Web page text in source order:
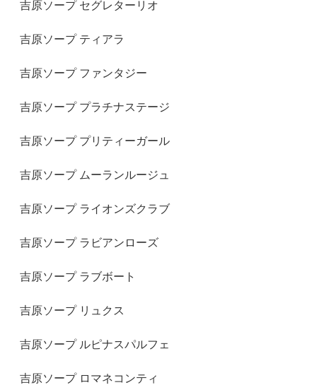
吉原ソープ セグレターリオ
吉原ソープ ティアラ
吉原ソープ ファンタジー
吉原ソープ プラチナステージ
吉原ソープ プリティーガール
吉原ソープ ムーランルージュ
吉原ソープ ライオンズクラブ
吉原ソープ ラビアンローズ
吉原ソープ ラブボート
吉原ソープ リュクス
吉原ソープ ルピナスパルフェ
吉原ソープ ロマネコンティ